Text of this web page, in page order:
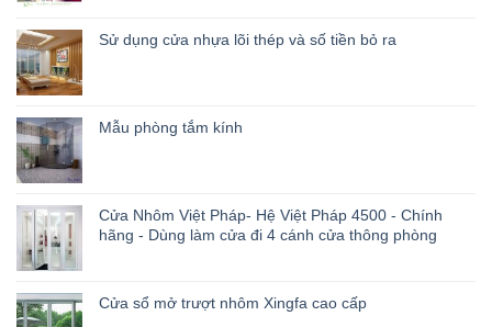
Sử dụng cửa nhựa lõi thép và số tiền bỏ ra
Mẫu phòng tắm kính
Cửa Nhôm Việt Pháp- Hệ Việt Pháp 4500 - Chính
hãng - Dùng làm cửa đi 4 cánh cửa thông phòng
Cửa sổ mở trượt nhôm Xingfa cao cấp